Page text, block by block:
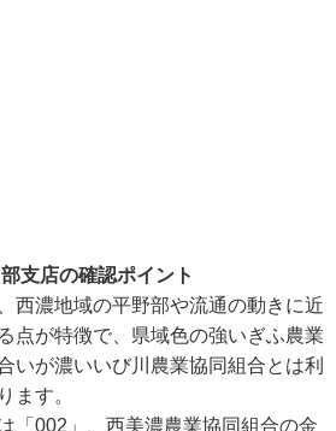
支店の確認ポイント
西濃地域の平野部や流通の動きに近
点が特徴で、県域色の強いぎふ農業
いが濃いいび川農業協同組合とは利
ます。
「002」、西美濃農業協同組合の金